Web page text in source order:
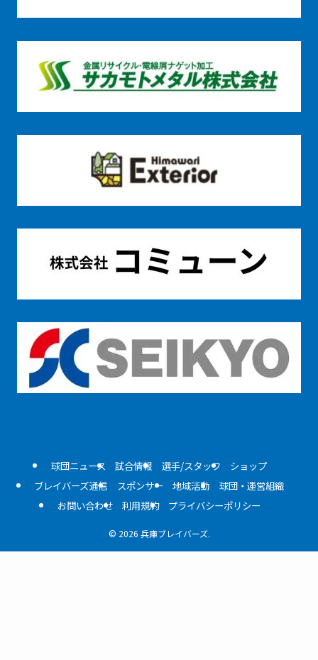
球団ニュース 試合情報 選手/スタッフ
ショップ
ブレイバーズ通信
スポンサー 地域活動
球団・運営組織
お問い合わせ
利用規約 プライバシーポリシー
© 2026 兵庫ブレイバーズ.